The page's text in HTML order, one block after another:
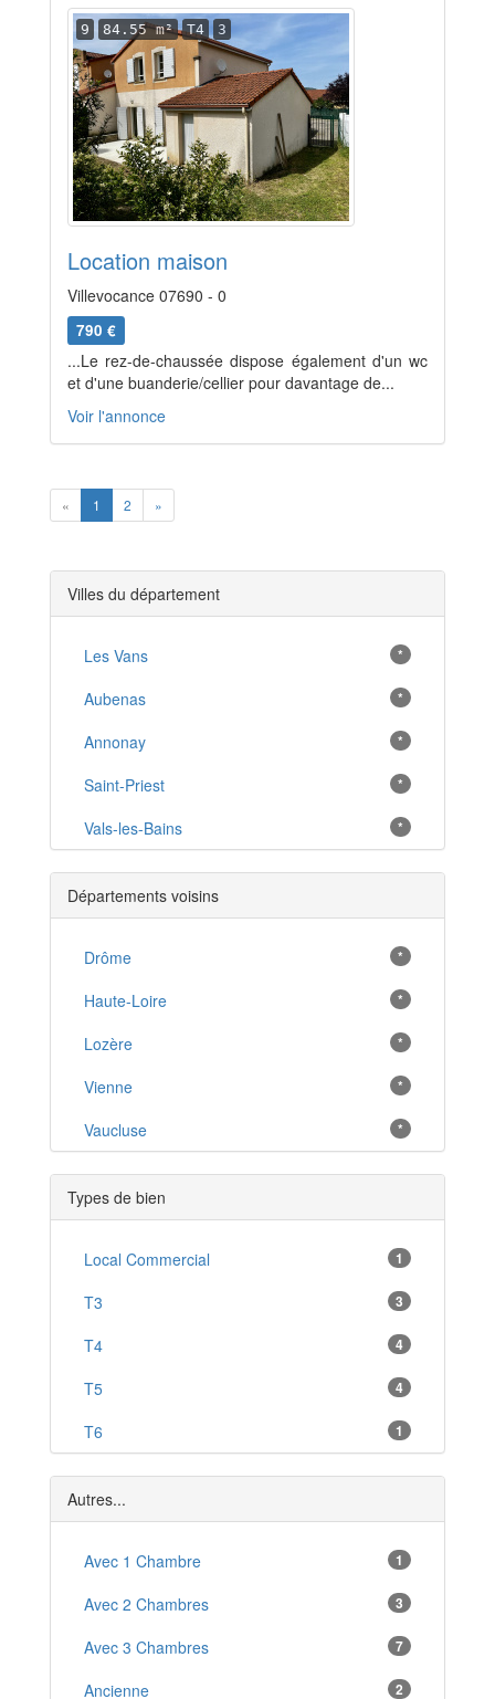
9 84.55 m² T4 3
Location maison
Villevocance 07690 - 0
790 €
...Le rez-de-chaussée dispose également d'un wc
et d'une buanderie/cellier pour davantage de...
Voir l'annonce
« Previous
1 2 »
Villes du département
Les Vans *
Aubenas *
Annonay *
Saint-Priest *
Vals-les-Bains *
Bourg-Saint-Andéol *
Privas *
Tournon-sur-Rhône *
Vallon-Pont-d'Arc *
Ruoms *
Thueyts *
Saint-Martin-d'Ardèche *
Coucouron *
Lamastre *
Saint-Marcel-d'Ardèche *
Largentière *
Meyras *
Le Teil *
Saint-Remèze *
Saint-Péray *
Départements voisins
Drôme *
Haute-Loire *
Lozère *
Vienne *
Vaucluse *
Types de bien
Local Commercial 1
T3 3
T4 4
T5 4
T6 1
Villa 4
Autres...
Avec 1 Chambre 1
Avec 2 Chambres 3
Avec 3 Chambres 7
Ancienne 2